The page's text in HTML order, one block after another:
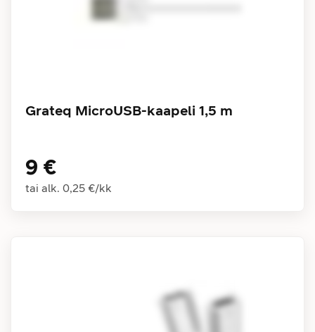
Grateq MicroUSB-kaapeli 1,5 m
9 €
tai alk. 0,25 €/kk